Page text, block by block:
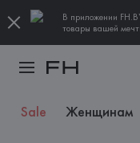
В приложении
товары вашей
Sale Женщинам